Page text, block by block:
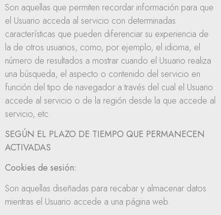
Son aquellas que permiten recordar información para que
el Usuario acceda al servicio con determinadas
características que pueden diferenciar su experiencia de
la de otros usuarios, como, por ejemplo, el idioma, el
número de resultados a mostrar cuando el Usuario realiza
una búsqueda, el aspecto o contenido del servicio en
función del tipo de navegador a través del cual el Usuario
accede al servicio o de la región desde la que accede al
servicio, etc.
SEGÚN EL PLAZO DE TIEMPO QUE PERMANECEN
ACTIVADAS
Cookies de sesión:
Son aquellas diseñadas para recabar y almacenar datos
mientras el Usuario accede a una página web.